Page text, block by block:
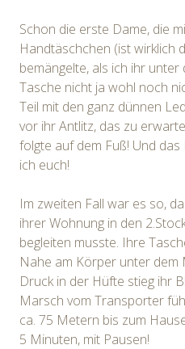
Schon die erste Dame, die
Handtäschchen (ist wirklich
bemängelte, als ich ihr
Tasche nicht ja wohl noch
Teil mit den ganz dünnen
vor ihr Antlitz, das zu
folgte auf dem Fuß! Und
ich euch!
Im zweiten Fall war es so,
ihrer Wohnung in den
begleiten musste. Ihre
Nahe am Körper unter dem
Druck in der Hüfte stieg ihr
Marsch vom Transporter
ca. 75 Metern bis zum
5 Minuten, mit Pausen!